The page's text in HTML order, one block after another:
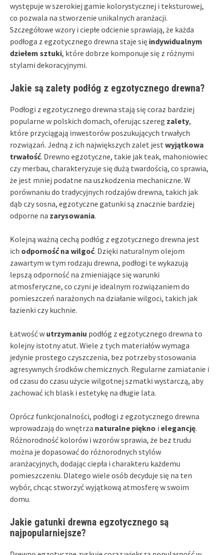
występuje w szerokiej gamie kolorystycznej i teksturowej,
co pozwala na stworzenie unikalnych aranżacji.
Szczegółowe wzory i ciepłe odcienie sprawiają, że każda
podłoga z egzotycznego drewna staje się indywidualnym
dziełem sztuki, które dobrze komponuje się z różnymi
stylami dekoracyjnymi.
Jakie są zalety podłóg z egzotycznego drewna?
Podłogi z egzotycznego drewna stają się coraz bardziej
popularne w polskich domach, oferując szereg zalety,
które przyciągają inwestorów poszukujących trwałych
rozwiązań. Jedną z ich największych zalet jest wyjątkowa
trwałość. Drewno egzotyczne, takie jak teak, mahoniowiec
czy merbau, charakteryzuje się dużą twardością, co sprawia,
że jest mniej podatne na uszkodzenia mechaniczne. W
porównaniu do tradycyjnych rodzajów drewna, takich jak
dąb czy sosna, egzotyczne gatunki są znacznie bardziej
odporne na zarysowania.
Kolejną ważną cechą podłóg z egzotycznego drewna jest
ich odporność na wilgoć. Dzięki naturalnym olejom
zawartym w tym rodzaju drewna, podłogi te wykazują
lepszą odporność na zmieniające się warunki
atmosferyczne, co czyni je idealnym rozwiązaniem do
pomieszczeń narażonych na działanie wilgoci, takich jak
łazienki czy kuchnie.
Łatwość w utrzymaniu podłóg z egzotycznego drewna to
kolejny istotny atut. Wiele z tych materiałów wymaga
jedynie prostego czyszczenia, bez potrzeby stosowania
agresywnych środków chemicznych. Regularne zamiatanie i
od czasu do czasu użycie wilgotnej szmatki wystarczą, aby
zachować ich blask i estetykę na długie lata.
Oprócz funkcjonalności, podłogi z egzotycznego drewna
wprowadzają do wnętrza naturalne piękno i elegancję.
Różnorodność kolorów i wzorów sprawia, że bez trudu
można je dopasować do różnorodnych stylów
aranżacyjnych, dodając ciepła i charakteru każdemu
pomieszczeniu. Dlatego wiele osób decyduje się na ten
wybór, chcąc stworzyć wyjątkową atmosferę w swoim
domu.
Jakie gatunki drewna egzotycznego są
najpopularniejsze?